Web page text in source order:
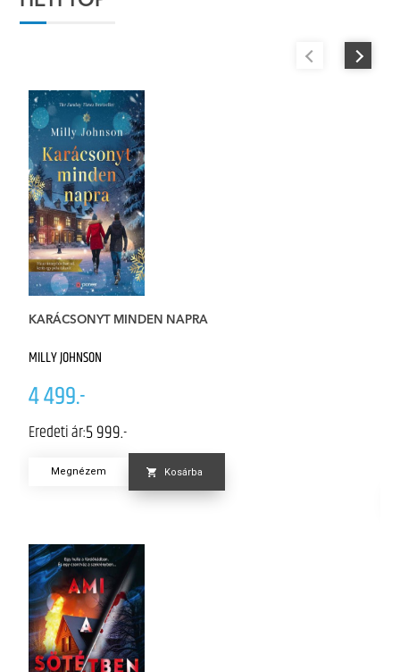
KARÁCSONYT MINDEN NAPRA
MILLY JOHNSON
4 499.-
Eredeti ár:5 999.-
Megnézem Kosárba